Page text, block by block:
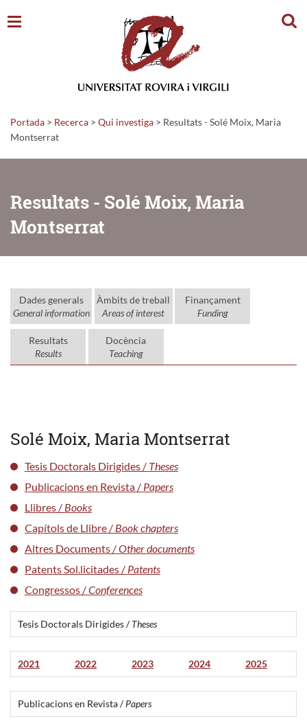
Portada > Recerca > Qui investiga > Resultats - Solé Moix, Maria
Montserrat
Resultats - Solé Moix, Maria
Montserrat
Dades generals
General information
Àmbits de treball
Areas of interest
Finançament
Funding
Resultats
Results
Docència
Teaching
Solé Moix, Maria Montserrat
Tesis Doctorals Dirigides / Theses
Publicacions en Revista / Papers
Llibres / Books
Capítols de Llibre / Book chapters
Altres Documents /Other documents
Patents Sol.licitades / Patents
Congressos /Conferences
Tesis Doctorals Dirigides /Theses
2021 2022 2023 2024 2025
Publicacions en Revista /Papers